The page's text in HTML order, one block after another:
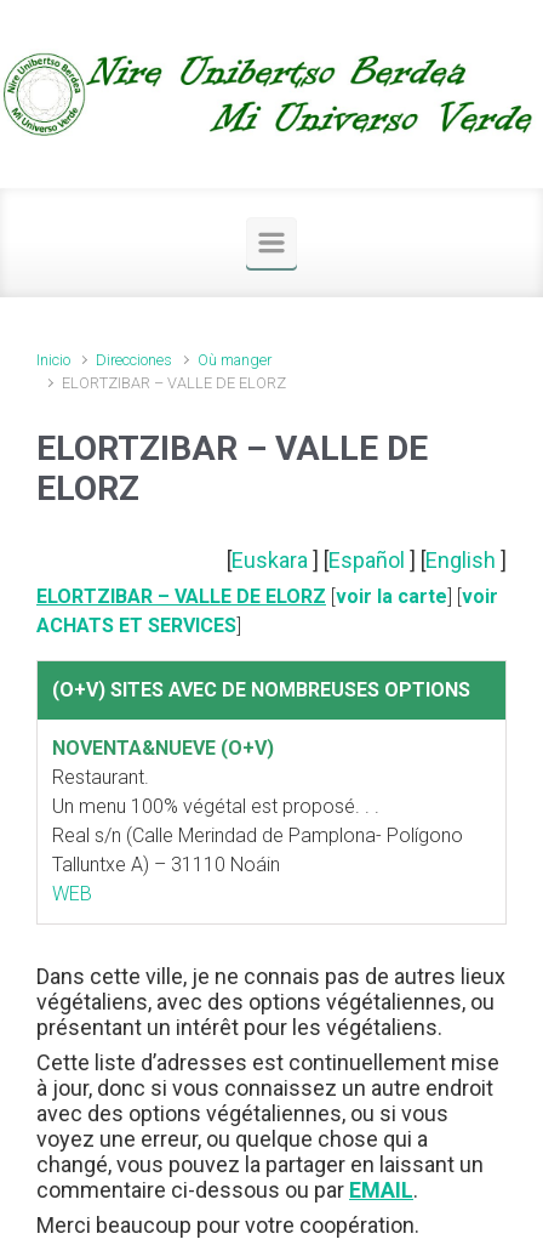
Inicio Direcciones
Où manger
ELORTZIBAR – VALLE DE ELORZ
ELORTZIBAR – VALLE DE
ELORZ
[Euskara ] [Español ] [English ]
ELORTZIBAR – VALLE DE ELORZ [voir la carte] [voir
ACHATS ET SERVICES]
(O+V) SITES AVEC DE NOMBREUSES OPTIONS
NOVENTA&NUEVE (O+V)
Restaurant.
Un menu 100% végétal est proposé. . .
Real s/n (Calle Merindad de Pamplona- Polígono
Talluntxe A) – 31110 Noáin
WEB
Dans cette ville, je ne connais pas de autres lieux
végétaliens, avec des options végétaliennes, ou
présentant un intérêt pour les végétaliens.
Cette liste d’adresses est continuellement mise
à jour, donc si vous connaissez un autre endroit
avec des options végétaliennes, ou si vous
voyez une erreur, ou quelque chose qui a
changé, vous pouvez la partager en laissant un
commentaire ci-dessous ou par EMAIL.
Merci beaucoup pour votre coopération.